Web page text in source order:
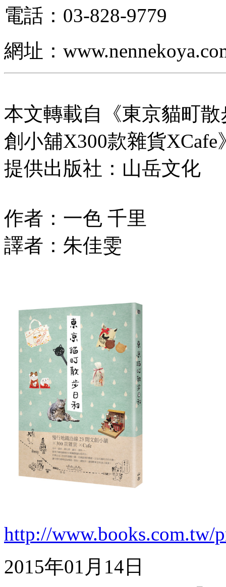
電話：03-828-9779
網址：
本文轉載自
《東京貓町
創小舖X300款雜貨XCafe
提供出版社：山岳文化
作者：一色 千里
譯者：朱佳雯
http://www.books.com.tw/
2015年01月14日